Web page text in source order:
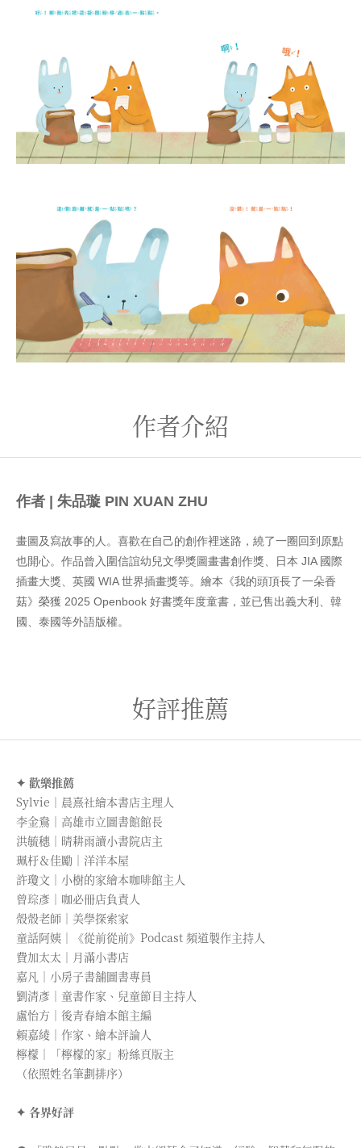
作者介紹
作者 | 朱品璇 PIN XUAN ZHU
畫圖及寫故事的人。喜歡在自己的創作裡迷路，繞了一圈回到原點
也開心。作品曾入圍信誼幼兒文學獎圖畫書創作獎、日本 JIA 國際
插畫大獎、英國 WIA 世界插畫獎等。繪本《我的頭頂長了一朵香
菇》榮獲 2025 Openbook 好書獎年度童書，並已售出義大利、韓
國、泰國等外語版權。
好評推薦
✦ 歡樂推薦
Sylvie｜晨熹社繪本書店主理人
李金鴦｜高雄市立圖書館館長
洪毓穗｜晴耕雨讀小書院店主
珮杅＆佳勵｜洋洋本屋
許瓊文｜小樹的家繪本咖啡館主人
曾琮彥｜咖必冊店負責人
殼殼老師｜美學探索家
童話阿姨｜《從前從前》Podcast 頻道製作主持人
費加太太｜月滿小書店
嘉凡｜小房子書舖圖書專員
劉清彥｜童書作家、兒童節目主持人
盧怡方｜後青春繪本館主編
賴嘉綾｜作家、繪本評論人
檸檬｜「檸檬的家」粉絲頁版主
（依照姓名筆劃排序）
✦ 各界好評